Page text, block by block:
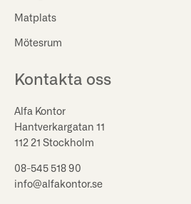
Matplats
Mötesrum
Kontakta oss
Alfa Kontor
Hantverkargatan 11
112 21 Stockholm
08-545 518 90
info@alfakontor.se